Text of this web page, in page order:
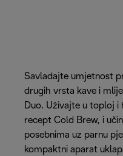
Savladajte umjetnost
drugih vrsta kave i
Duo. Uživajte u toploj i
recept Cold Brew, i
posebnima uz parnu
kompaktni aparat